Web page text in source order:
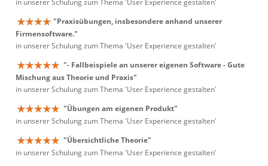
in unserer Schulung zum Thema 'User Experience gestalten'
"Praxisübungen, insbesondere anhand unserer
Firmensoftware."
in unserer Schulung zum Thema 'User Experience gestalten'
"- Fallbeispiele an unserer eigenen Software - Gute
Mischung aus Theorie und Praxis"
in unserer Schulung zum Thema 'User Experience gestalten'
"Übungen am eigenen Produkt"
in unserer Schulung zum Thema 'User Experience gestalten'
"Übersichtliche Theorie"
in unserer Schulung zum Thema 'User Experience gestalten'